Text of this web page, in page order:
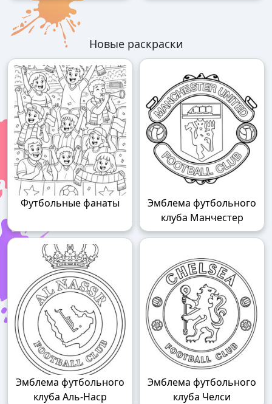
Новые раскраски
Футбольные фанаты
Эмблема футбольного
клуба Манчестер
Эмблема футбольного
клуба Аль-Наср
Эмблема футбольного
клуба Челси